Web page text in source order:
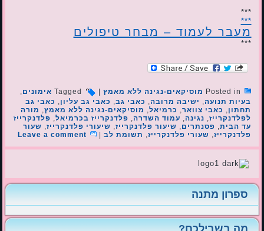
***
***
מעבר לעמוד – מבחר טיפולים
***
Posted in מוסיקאים-נגינה ללא מאמץ Tagged אימונים,
בעיות תנועה, ישיבה מרובה, כאבי גב, כאבי גב עליון, כאבי גב
תחתון, כאבי צוואר, כרמיאל, מוסיקאים-נגינה ללא מאמץ, מורה
לפלדנקרייז, נגינה, עמוד השדרה, פלדנקרייז בכרמיאל, פלדנקרייז
עד הבית, פסנתרים, שיעור פלדנקרייז, שיעורי פלדנקרייז, שעור
פלדנקרייז, שעורי פלדנקרייז, תשומת לב |
Leave a comment
ספרון מתנה